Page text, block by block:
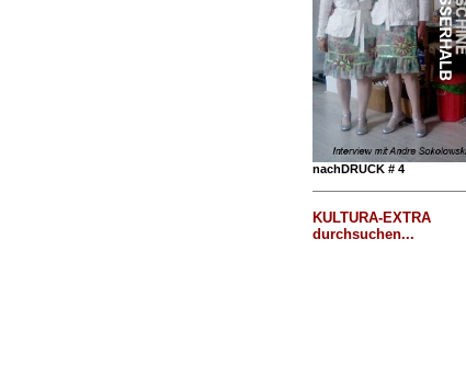
nachDRUCK # 4
KULTURA-EXTRA
durchsuchen...